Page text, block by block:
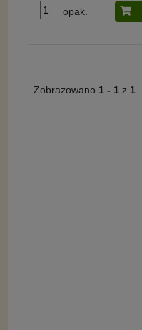
opak.
Zobrazowano 1 - 1 z 1